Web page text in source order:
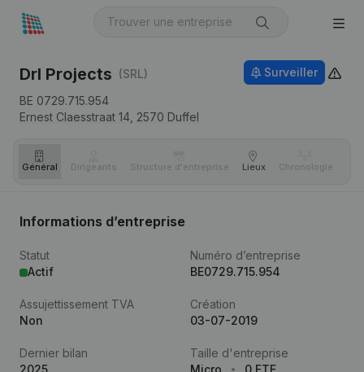
Drl Projects (SRL)
BE 0729.715.954
Ernest Claesstraat 14, 2570 Duffel
Surveiller
Général Dirigeants Structure d'entreprise Lieux Chronologie
Informations d’entreprise
Statut
Actif
Numéro d’entreprise
BE0729.715.954
Assujettissement TVA
Non
Création
03-07-2019
Dernier bilan
2025
Taille d'entreprise
Micro
0 FTE